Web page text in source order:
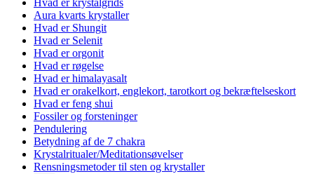
Hvad er krystalgrids
Aura kvarts krystaller
Hvad er Shungit
Hvad er Selenit
Hvad er orgonit
Hvad er røgelse
Hvad er himalayasalt
Hvad er orakelkort, englekort, tarotkort og bekræftelseskort
Hvad er feng shui
Fossiler og forsteninger
Pendulering
Betydning af de 7 chakra
Krystalritualer/Meditationsøvelser
Rensningsmetoder til sten og krystaller